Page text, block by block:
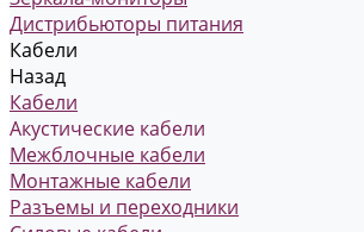
Дистрибьюторы питания
Кабели
Назад
Кабели
Акустические кабели
Межблочные кабели
Монтажные кабели
Разъемы и переходники